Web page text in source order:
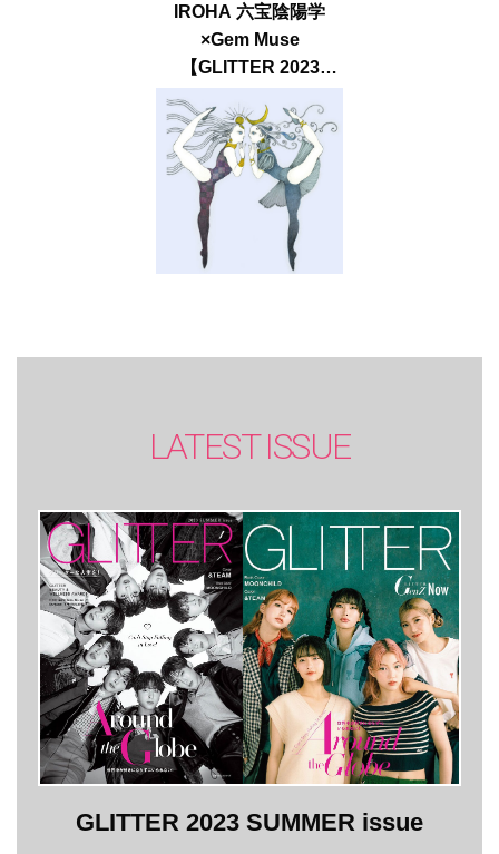
IROHA 六宝陰陽学
×Gem Muse
【GLITTER 2023
SUMMER issue】
LATEST ISSUE
GLITTER 2023 SUMMER issue